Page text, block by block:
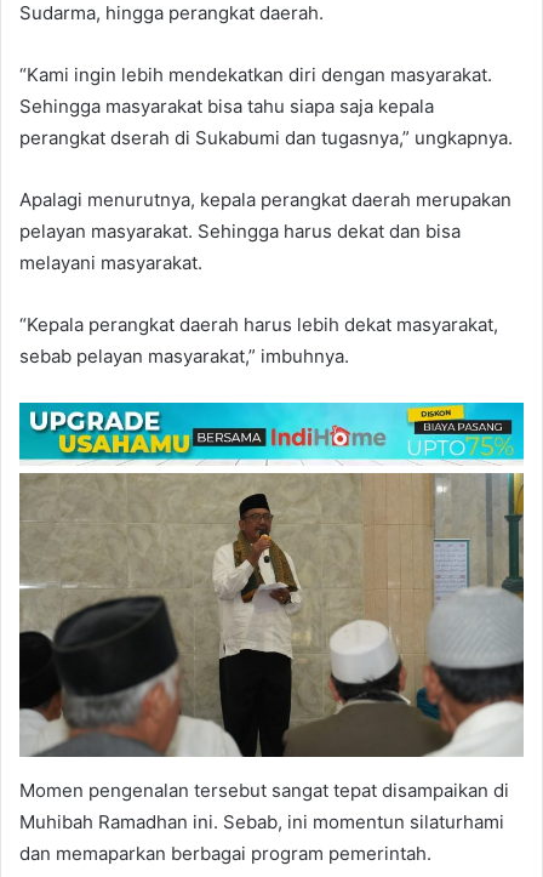
Sudarma, hingga perangkat daerah.
“Kami ingin lebih mendekatkan diri dengan masyarakat.
Sehingga masyarakat bisa tahu siapa saja kepala
perangkat dserah di Sukabumi dan tugasnya,” ungkapnya.
Apalagi menurutnya, kepala perangkat daerah merupakan
pelayan masyarakat. Sehingga harus dekat dan bisa
melayani masyarakat.
“Kepala perangkat daerah harus lebih dekat masyarakat,
sebab pelayan masyarakat,” imbuhnya.
Momen pengenalan tersebut sangat tepat disampaikan di
Muhibah Ramadhan ini. Sebab, ini momentun silaturhami
dan memaparkan berbagai program pemerintah.